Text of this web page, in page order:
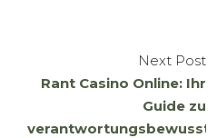
Next Post
Rant Casino Online: Ihr
Guide zu